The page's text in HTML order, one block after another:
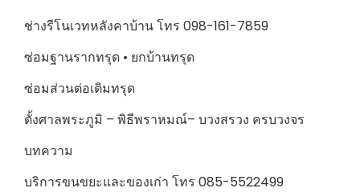
ช่างรีโนเวทหลังคาบ้าน โทร 098-161-7859
ซ่อมฐานรากทรุด • ยกบ้านทรุด
ซ่อมส่วนต่อเติมทรุด
ตั้งศาลพระภูมิ – พิธีพราหมณ์– บวงสรวง ครบวงจร
บทความ
บริการขนขยะและของเก่า โทร 085-5522499